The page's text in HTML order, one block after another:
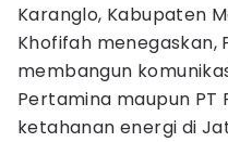
Karanglo, Kabupaten
Khofifah
membangun
Pertamina maupun PT
ketahanan energi di